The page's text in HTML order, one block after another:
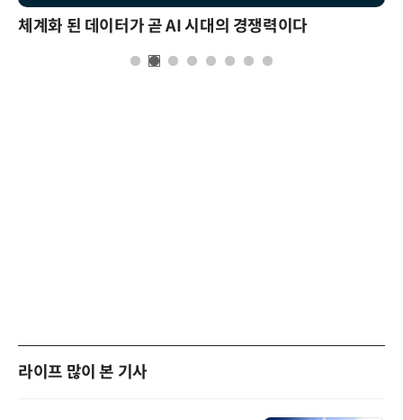
체계화 된 데이터가 곧 AI 시대의 경쟁력이다
라이프 많이 본 기사